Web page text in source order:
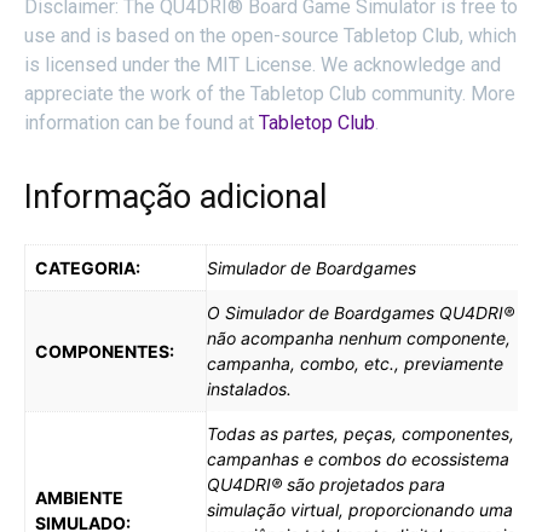
Disclaimer: The QU4DRI® Board Game Simulator is free to
use and is based on the open-source Tabletop Club, which
is licensed under the MIT License. We acknowledge and
appreciate the work of the Tabletop Club community. More
information can be found at Tabletop Club
Informação adicional
CATEGORIA: Simulador de Boardgames
COMPONENTES:
O Simulador de Boardgames QU4DRI®
não acompanha nenhum componente,
campanha, combo, etc., previamente
instalados.
AMBIENTE
SIMULADO:
Todas as partes, peças, componentes,
campanhas e combos do ecossistema
QU4DRI® são projetados para
simulação virtual, proporcionando uma